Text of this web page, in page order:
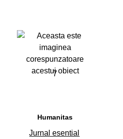
7
Humanitas
Jurnal esential